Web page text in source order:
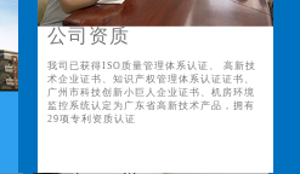
公司资质
我司已获得ISO质量管理体系认证、 高新技
术企业证书、知识产权管理体系认证证书、
广州市科技创新小巨人企业证书、机房环境
监控系统认定为广东省高新技术产品，拥有
29项专利资质认证